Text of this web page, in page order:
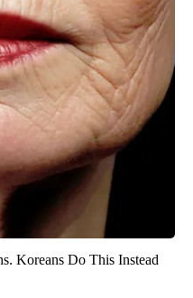
Koreans Do This Instead